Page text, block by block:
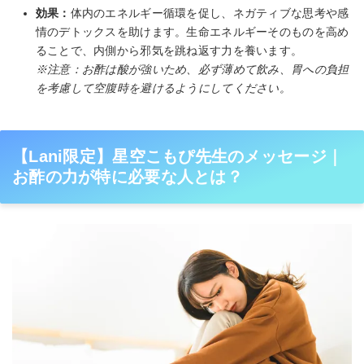
効果： 体内のエネルギー循環を促し、ネガティブな思考や感
情のデトックスを助けます。生命エネルギーそのものを高め
ることで、内側から邪気を跳ね返す力を養います。
※注意：お酢は酸が強いため、必ず薄めて飲み、胃への負担
を考慮して空腹時を避けるようにしてください。
【Lani限定】星空こもぴ先生のメッセージ｜
お酢の力が特に必要な人とは？